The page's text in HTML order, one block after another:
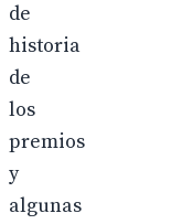
de
historia
de
los
premios
y
algunas